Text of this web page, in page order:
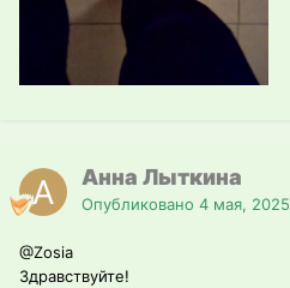
Анна Лыткина
Опубликовано 4 мая, 2025
@Zosia
Здравствуйте!